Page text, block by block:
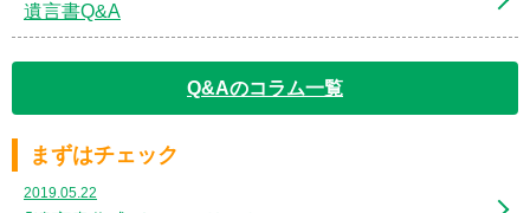
遺言書Q&A
Q&Aのコラム一覧
まずはチェック
2019.05.22